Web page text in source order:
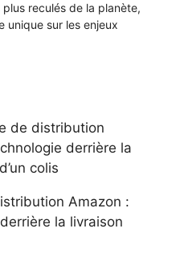
reculés de la planète,
unique sur les enjeux
Amazon :
la livraison